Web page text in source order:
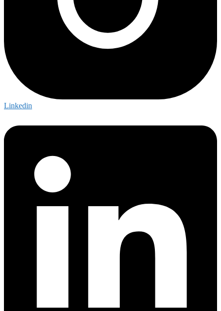
Linkedin